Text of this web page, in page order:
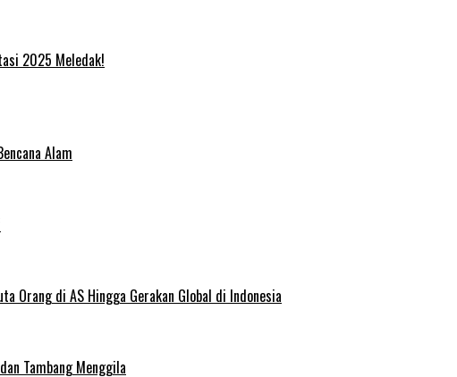
2025 Meledak!
Alam
Orang di AS Hingga Gerakan Global di Indonesia
Tambang Menggila